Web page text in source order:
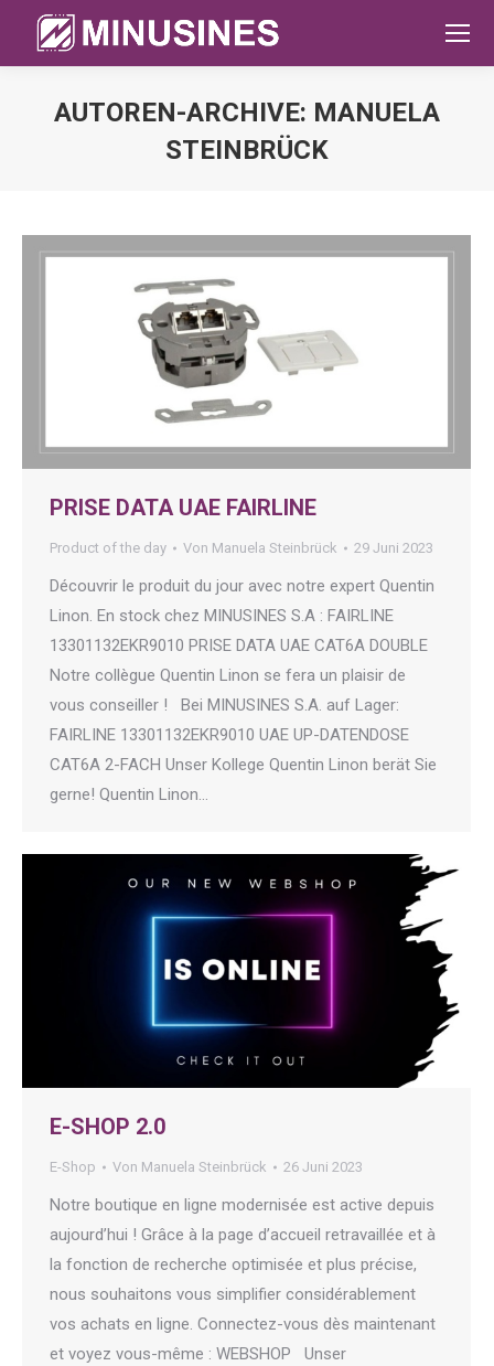
AUTOREN-ARCHIVE: MANUELA
STEINBRÜCK
PRISE DATA UAE FAIRLINE
Product of the day Von Manuela Steinbrück 29 Juni 2023
Découvrir le produit du jour avec notre expert Quentin
Linon. En stock chez MINUSINES S.A : FAIRLINE
13301132EKR9010 PRISE DATA UAE CAT6A DOUBLE
Notre collègue Quentin Linon se fera un plaisir de
vous conseiller ! Bei MINUSINES S.A. auf Lager:
FAIRLINE 13301132EKR9010 UAE UP-DATENDOSE
CAT6A 2-FACH Unser Kollege Quentin Linon berät Sie
gerne! Quentin Linon…
E-SHOP 2.0
E-Shop Von Manuela Steinbrück 26 Juni 2023
Notre boutique en ligne modernisée est active depuis
aujourd’hui ! Grâce à la page d’accueil retravaillée et à
la fonction de recherche optimisée et plus précise,
nous souhaitons vous simplifier considérablement
vos achats en ligne. Connectez-vous dès maintenant
et voyez vous-même : WEBSHOP Unser